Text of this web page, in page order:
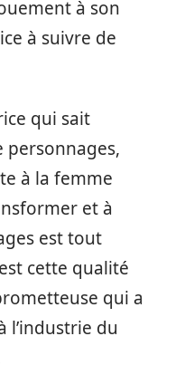
à son
à suivre de
qui sait
à la femme
et à
est tout
cette qualité
qui a
l’industrie du